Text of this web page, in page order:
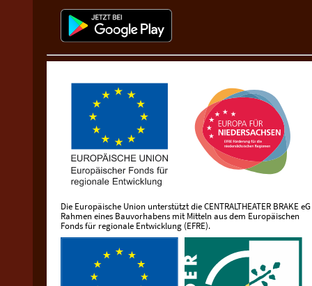
Die Europäische Union unterstützt die CENTRALTHEATER BRAKE
Rahmen eines Bauvorhabens mit Mitteln aus dem Europäischen
Fonds für regionale Entwicklung (EFRE).